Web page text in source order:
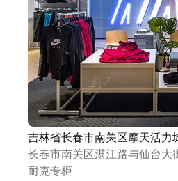
吉林省长春市南关区摩天活
长春市南关区湛江路与仙台大
耐克专柜